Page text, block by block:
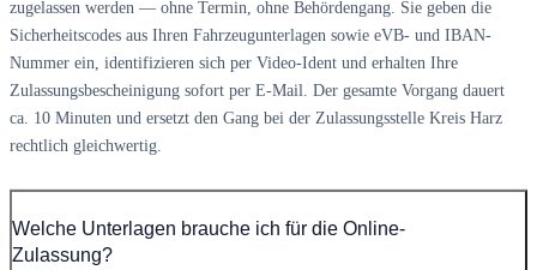
zugelassen werden — ohne Termin, ohne Behördengang. Sie geben die
Sicherheitscodes aus Ihren Fahrzeugunterlagen sowie eVB- und IBAN-
Nummer ein, identifizieren sich per Video-Ident und erhalten Ihre
Zulassungsbescheinigung sofort per E-Mail. Der gesamte Vorgang dauert
ca. 10 Minuten und ersetzt den Gang bei der Zulassungsstelle Kreis Harz
rechtlich gleichwertig.
Welche Unterlagen brauche ich für die Online-
Zulassung?